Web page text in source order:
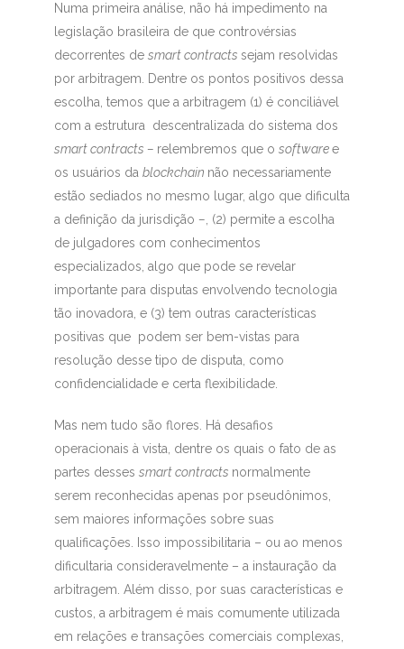
Numa primeira análise, não há impedimento na
legislação brasileira de que controvérsias
decorrentes de smart contracts sejam resolvidas
por arbitragem. Dentre os pontos positivos dessa
escolha, temos que a arbitragem (1) é conciliável
com a estrutura descentralizada do sistema dos
smart contracts – relembremos que o softwaree
os usuários da blockchain não necessariamente
estão sediados no mesmo lugar, algo que dificulta
a definição da jurisdição –, (2) permite a escolha
de julgadores com conhecimentos
especializados, algo que pode se revelar
importante para disputas envolvendo tecnologia
tão inovadora, e (3) tem outras características
positivas que podem ser bem-vistas para
resolução desse tipo de disputa, como
confidencialidade e certa flexibilidade.
Mas nem tudo são flores. Há desafios
operacionais à vista, dentre os quais o fato de as
partes desses smart contracts normalmente
serem reconhecidas apenas por pseudônimos,
sem maiores informações sobre suas
qualificações. Isso impossibilitaria – ou ao menos
dificultaria consideravelmente – a instauração da
arbitragem. Além disso, por suas características e
custos, a arbitragem é mais comumente utilizada
em relações e transações comerciais complexas,